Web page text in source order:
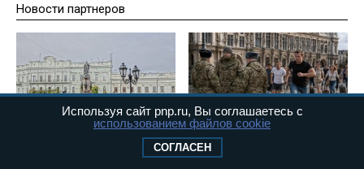
Новости партнеров
"Русские действуют именно
так". В США обсуждают
Евросоюз пересматривает
временную защиту для
Используя сайт pnp.ru, Вы соглашаетесь с
использованием файлов cookie
СОГЛАСЕН